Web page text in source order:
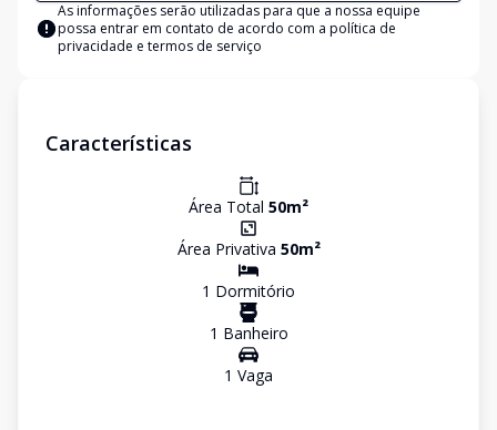
As informações serão utilizadas para que a nossa equipe
possa entrar em contato de acordo com a política de
privacidade e termos de serviço
Características
Área Total 50m²
Área Privativa 50m²
1 Dormitório
1 Banheiro
1 Vaga